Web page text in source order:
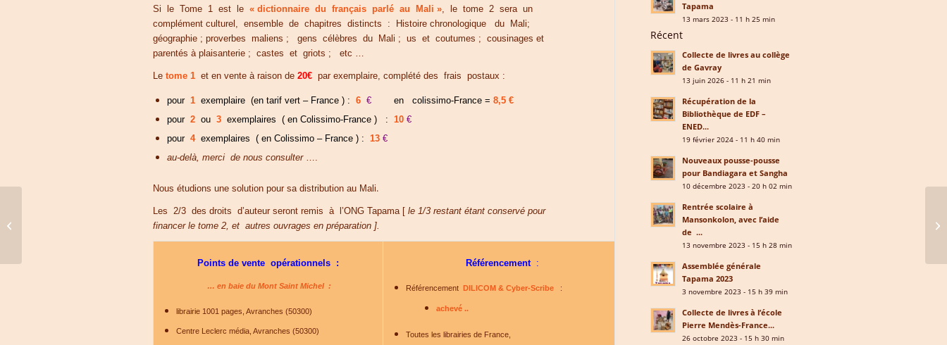
Si le Tome 1 est le « dictionnaire du français parlé au Mali » , le tome 2 sera un
complément culturel, ensemble de chapitres distincts : Histoire chronologique du Mali;
géographie ; proverbes maliens ; gens célèbres du Mali ; us et coutumes ; cousinages et
parentés à plaisanterie ; castes et griots ; etc …
Le tome 1 et en vente à raison de 20€ par exemplaire, complété des frais postaux :
pour 1 exemplaire (en tarif vert – France ) : 6 € en colissimo-France = 8,5 €
pour 2 ou 3 exemplaires ( en Colissimo-France ) : 10 €
pour 4exemplaires ( en Colissimo – France ) : 13 €
au-delà, merci de nous consulter….
Nous étudions une solution pour sa distribution au Mali.
Les 2/3 des droits d’auteur seront remis à l’ONG Tapama [ le 1/3 restant étant conservé pour
financer le tome 2, et autres ouvrages en préparation ].
Points de vente opérationnels :
… en baie du Mont Saint Michel :
librairie 1001 pages, Avranches (50300)
Centre Leclerc média, Avranches (50300)
Référencement :
Référencement DILICOM & Cyber-Scribe :
achevé ..
Toutes les librairies de France,
Tapama
13 mars 2023 - 11 h 25 min
Récent
Collecte de livres au collège
de Gavray
13 juin 2026 - 11 h 21 min
Récupération de la
Bibliothèque de EDF –
ENED...
19 février 2024 - 11 h 40 min
Nouveaux pousse-pousse
pour Bandiagara et Sangha
10 décembre 2023 - 20 h 02 min
Rentrée scolaire à
Mansonkolon, avec l’aide
de ...
13 novembre 2023 - 15 h 28 min
Assemblée générale
Tapama 2023
3 novembre 2023 - 15 h 39 min
Collecte de livres à l’école
Pierre Mendès-France...
26 octobre 2023 - 15 h 30 min